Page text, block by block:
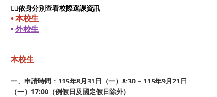
👉🏻依身分別查看校際選課資訊
•本校生
•外校生
本校生
一、申請時間：115年8月31日（一）8:30 ~ 115年9月21日
（一）17:00（例假日及國定假日除外）